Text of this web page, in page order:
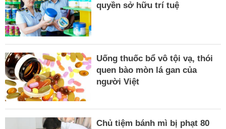
quyền sở hữu trí tuệ
Uống thuốc bổ vô tội vạ, thói
quen bào mòn lá gan của
người Việt
Chủ tiệm bánh mì bị phạt 80